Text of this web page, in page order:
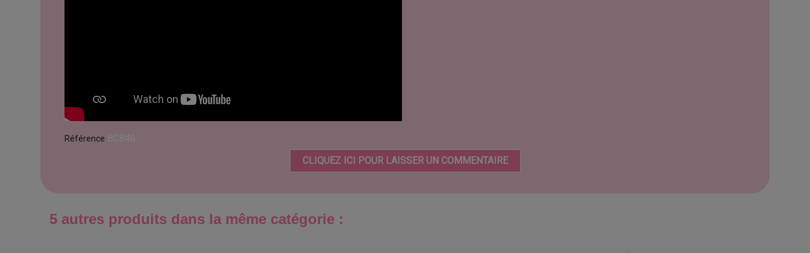
Référence
CLIQUEZ ICI POUR LAISSER UN COMMENTAIRE
5 autres produits dans la même catégorie :